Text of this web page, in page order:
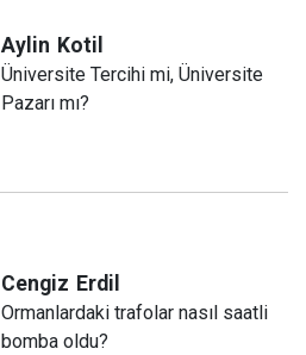
Aylin Kotil
Üniversite Tercihi mi, Üniversite
Pazarı mı?
Cengiz Erdil
Ormanlardaki trafolar nasıl saatli
bomba oldu?